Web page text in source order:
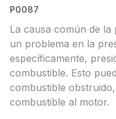
P0087
La causa común de la
un problema en la
específicamente,
combustible. Esto
combustible
combustible al motor.